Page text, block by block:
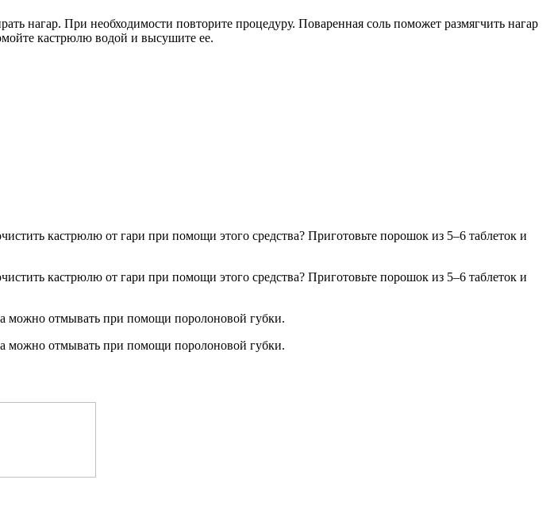
нагар. При необходимости повторите процедуру. Поваренная соль поможет размягчить нагар
кастрюлю водой и высушите ее.
кастрюлю от гари при помощи этого средства? Приготовьте порошок из 5–6 таблеток и
кастрюлю от гари при помощи этого средства? Приготовьте порошок из 5–6 таблеток и
можно отмывать при помощи поролоновой губки.
можно отмывать при помощи поролоновой губки.